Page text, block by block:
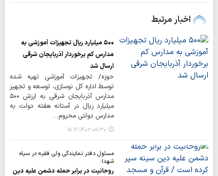
اخبار مرتبط
۵۰۰ میلیارد ریال تجهیزات آموزشی به
مدارس کم برخوردار آذربایجان شرقی
ارسال شد
حوزه/ تجهیزات آموزشی تهیه شده
توسط اداره کل نوسازی، توسعه و تجهیز
مدارس آذربایجان شرقی به ارزش ۵۰۰
میلیارد ریال در آستانه هفته دولت به
مدارس دولتی محروم…
۱۴۰۲-۰۵-۳۰ ۱۵:۱۹
مسئول دفتر نمایندگی ولی فقیه در سپاه
شهدا:
روحانیت در برابر حمله دشمن علیه دین